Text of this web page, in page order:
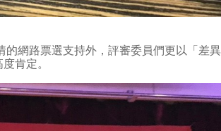
網路票選支持外，評審委員們更以「差異
肯定。